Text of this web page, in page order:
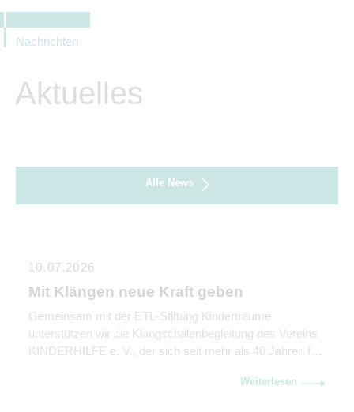
Nachrichten
Aktuelles
Alle News
10.07.2026
Mit Klängen neue Kraft geben
Gemeinsam mit der ETL-Stiftung Kinderträume
unterstützen wir die Klangschalenbegleitung des Vereins
KINDERHILFE e. V., der sich seit mehr als 40 Jahren für
Weiterlesen